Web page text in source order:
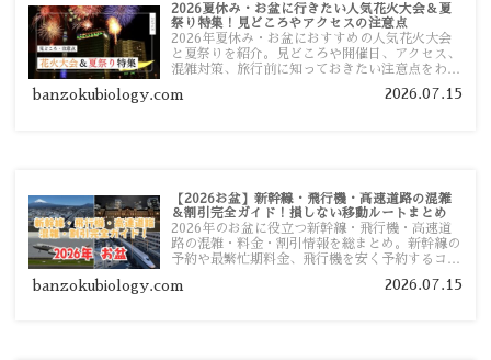
2026夏休み・お盆に行きたい人気花火大会＆夏
祭り特集！見どころやアクセスの注意点
2026年夏休み・お盆におすすめの人気花火大会
と夏祭りを紹介。見どころや開催日、アクセス、
混雑対策、旅行前に知っておきたい注意点をわか
banzokubiology.com 2026.07.15
【2026お盆】新幹線・飛行機・高速道路の混雑
＆割引完全ガイド！損しない移動ルートまとめ
2026年のお盆に役立つ新幹線・飛行機・高速道
路の混雑・料金・割引情報を総まとめ。新幹線の
予約や最繁忙期料金、飛行機を安く予約するコ
い移動方法を分かりやすく解説します。
banzokubiology.com 2026.07.15